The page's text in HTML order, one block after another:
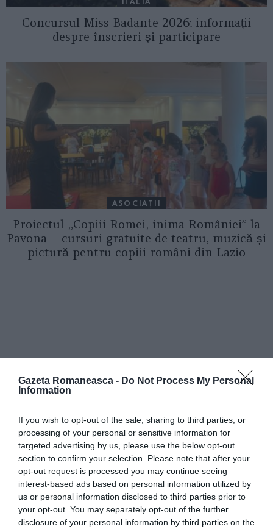
Gazeta Romaneasca - Do Not Process My Personal
Information
If you wish to opt-out of the sale, sharing to third parties, or
processing of your personal or sensitive information for
targeted advertising by us, please use the below opt-out
section to confirm your selection. Please note that after your
opt-out request is processed you may continue seeing
interest-based ads based on personal information utilized by
us or personal information disclosed to third parties prior to
your opt-out. You may separately opt-out of the further
disclosure of your personal information by third parties on the
Concursul Miss Badante 2026: informații
despre înscrieri și participare
ASOCIAŢII
Proiectul „Copiii Romei, inima României” la
Pavona – cursuri gratuite de teatru, muzică și
pictură pentru copiii români din Lazio